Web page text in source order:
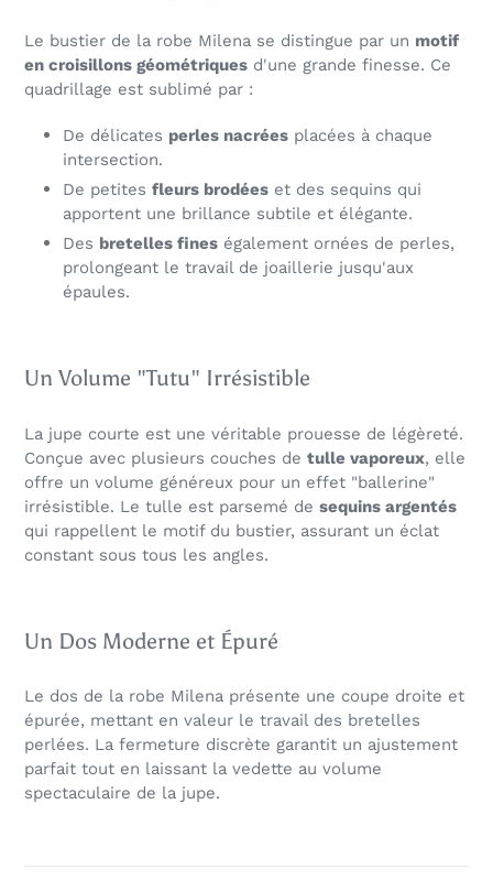
Le bustier de la robe Milena se distingue par un motif
en croisillons géométriques d'une grande finesse. Ce
quadrillage est sublimé par :
De délicates perles nacrées placées à chaque
intersection.
De petites fleurs brodées et des sequins qui
apportent une brillance subtile et élégante.
Des bretelles fines également ornées de perles,
prolongeant le travail de joaillerie jusqu'aux
épaules.
Un Volume "Tutu" Irrésistible
La jupe courte est une véritable prouesse de légèreté.
Conçue avec plusieurs couches de tulle vaporeux, elle
offre un volume généreux pour un effet "ballerine"
irrésistible. Le tulle est parsemé de sequins argentés
qui rappellent le motif du bustier, assurant un éclat
constant sous tous les angles.
Un Dos Moderne et Épuré
Le dos de la robe Milena présente une coupe droite et
épurée, mettant en valeur le travail des bretelles
perlées. La fermeture discrète garantit un ajustement
parfait tout en laissant la vedette au volume
spectaculaire de la jupe.